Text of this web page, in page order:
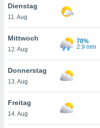
finden
. Sie
jederzeit
Rand
Dienstag
11. Aug
Mittwoch
12. Aug
70%
2.9 mm
Donnerstag
13. Aug
Freitag
14. Aug